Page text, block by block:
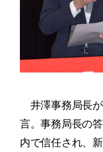
井澤事務局長が
言。事務局長の
内で信任され、